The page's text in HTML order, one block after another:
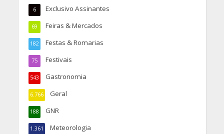
Exclusivo Assinantes
6
Feiras & Mercados
69
Festas & Romarias
182
Festivais
75
Gastronomia
543
Geral
6.766
GNR
188
Meteorologia
1.361